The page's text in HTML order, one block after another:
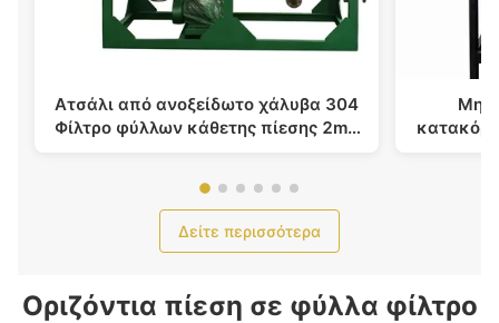
Ατσάλι από ανοξείδωτο χάλυβα 304
Φίλτρο φύλλων κάθετης πίεσης 2m2
Δείτε περισσότερα
Οριζόντια πίεση σε φύλλα φίλτρο